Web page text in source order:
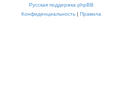
Русская поддержка phpBB
Конфиденциальность | Правила